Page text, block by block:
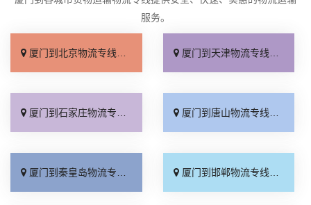
服务。
厦门到北京物流专线_直达不中转「送货到门」 厦门到天津物流专线_运保时效「高效快运」
厦门到石家庄物流专线_准时准点「多少公里」 厦门到唐山物流专线_全境派送「收费介绍」
厦门到秦皇岛物流专线_高效运输「运保时效」 厦门到邯郸物流专线_物流拼车「全境配送」